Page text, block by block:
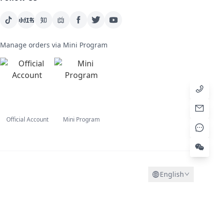
Manage orders via Mini Program
Official Account Mini Program
English